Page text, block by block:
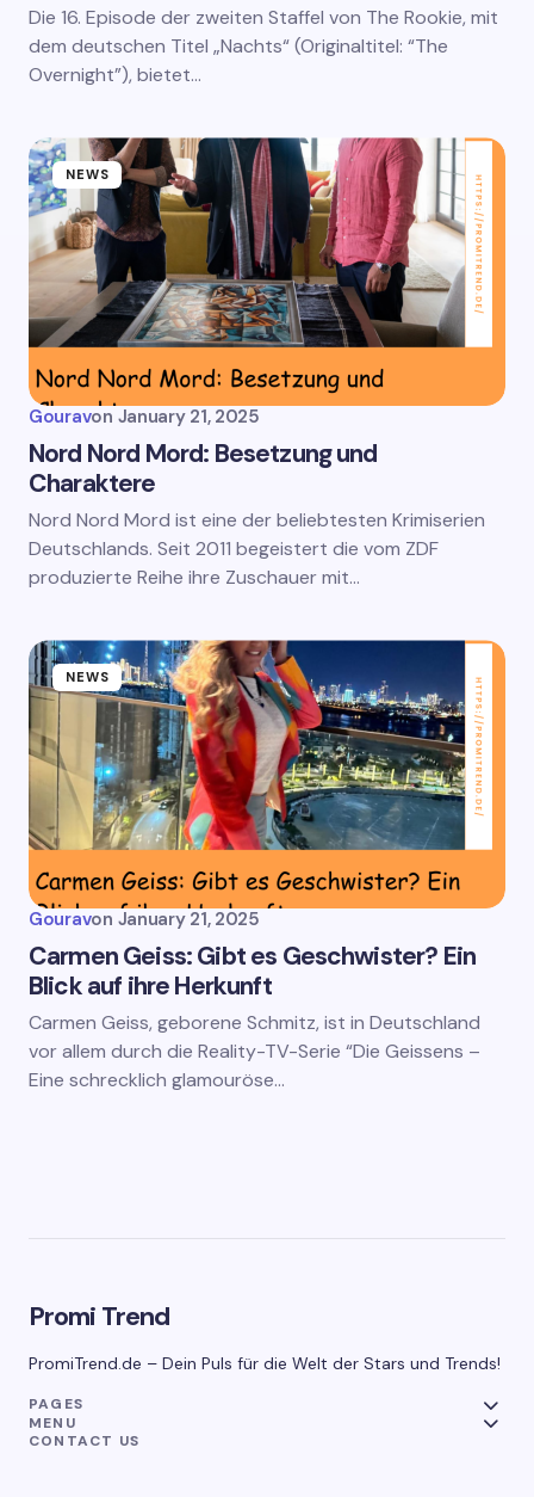
Die 16. Episode der zweiten Staffel von The Rookie, mit
dem deutschen Titel „Nachts“ (Originaltitel: “The
Overnight”), bietet…
NEWS
Gouravon January 21, 2025
Nord Nord Mord: Besetzung und
Charaktere
Nord Nord Mord ist eine der beliebtesten Krimiserien
Deutschlands. Seit 2011 begeistert die vom ZDF
produzierte Reihe ihre Zuschauer mit…
NEWS
Gouravon January 21, 2025
Carmen Geiss: Gibt es Geschwister? Ein
Blick auf ihre Herkunft
Carmen Geiss, geborene Schmitz, ist in Deutschland
vor allem durch die Reality-TV-Serie “Die Geissens –
Eine schrecklich glamouröse…
Promi Trend
PromiTrend.de – Dein Puls für die Welt der Stars und Trends!
PAGES
MENU
CONTACT US